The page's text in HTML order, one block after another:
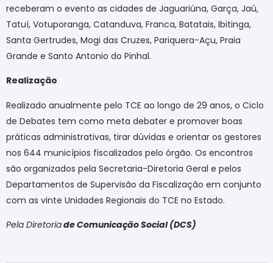
receberam o evento as cidades de Jaguariúna, Garça, Jaú,
Tatuí, Votuporanga, Catanduva, Franca, Batatais, Ibitinga,
Santa Gertrudes, Mogi das Cruzes, Pariquera-Açu, Praia
Grande e Santo Antonio do Pinhal.
Realização
Realizado anualmente pelo TCE ao longo de 29 anos, o Ciclo
de Debates tem como meta debater e promover boas
práticas administrativas, tirar dúvidas e orientar os gestores
nos 644 municípios fiscalizados pelo órgão. Os encontros
são organizados pela Secretaria-Diretoria Geral e pelos
Departamentos de Supervisão da Fiscalização em conjunto
com as vinte Unidades Regionais do TCE no Estado.
Pela Diretoriade Comunicação Social (DCS)